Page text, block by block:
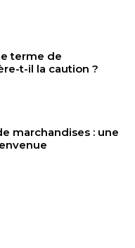
terme de
t-il la caution ?
marchandises : une